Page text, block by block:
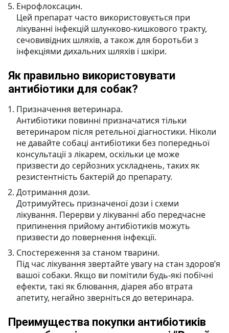
Енрофлоксацин.
Цей препарат часто використовується при
лікуванні інфекцій шлунково-кишкового тракту,
сечовивідних шляхів, а також для боротьби з
інфекціями дихальних шляхів і шкіри.
Як правильно використовувати
антибіотики для собак?
Призначення ветеринара.
Антибіотики повинні призначатися тільки
ветеринаром після ретельної діагностики. Ніколи
не давайте собаці антибіотики без попередньої
консультації з лікарем, оскільки це може
призвести до серйозних ускладнень, таких як
резистентність бактерій до препарату.
Дотримання дози.
Дотримуйтесь призначеної дози і схеми
лікування. Перерви у лікуванні або передчасне
припинення прийому антибіотиків можуть
призвести до повернення інфекції.
Спостереження за станом тварини.
Під час лікування звертайте увагу на стан здоров’я
вашої собаки. Якщо ви помітили будь-які побічні
ефекти, такі як блювання, діарея або втрата
апетиту, негайно зверніться до ветеринара.
Преимущества покупки антибіотиків